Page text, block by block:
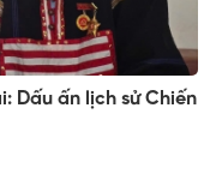
Dấu ấn lịch sử Chiến